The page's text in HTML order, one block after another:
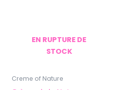
EN RUPTURE DE
STOCK
Creme of Nature